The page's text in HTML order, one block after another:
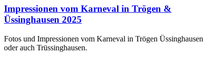
Impressionen vom Karneval in Trögen &
Üssinghausen 2025
Fotos und Impressionen vom Karneval in Trögen Üssinghausen
oder auch Trüssinghausen.